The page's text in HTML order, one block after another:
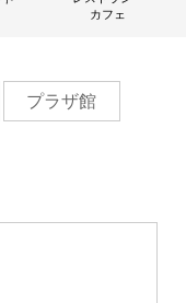
プラザ館